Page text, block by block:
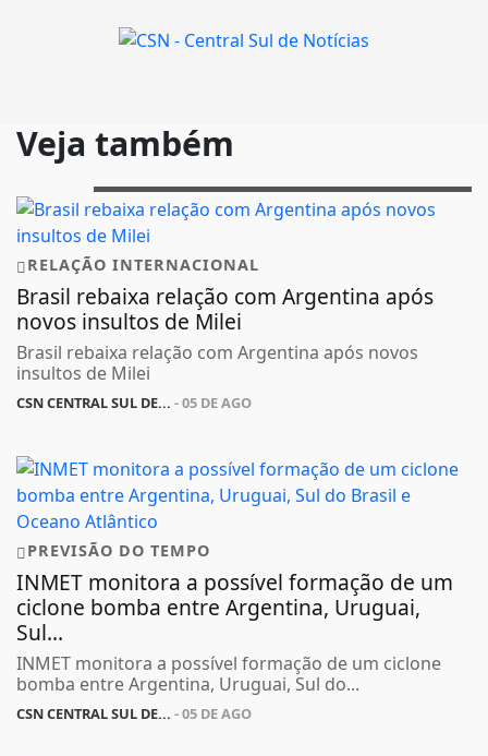
Veja também
RELAÇÃO INTERNACIONAL
Brasil rebaixa relação com Argentina após
novos insultos de Milei
Brasil rebaixa relação com Argentina após novos
insultos de Milei
CSN CENTRAL SUL DE... - 05 DE AGO
PREVISÃO DO TEMPO
INMET monitora a possível formação de um
ciclone bomba entre Argentina, Uruguai,
Sul...
INMET monitora a possível formação de um ciclone
bomba entre Argentina, Uruguai, Sul do...
CSN CENTRAL SUL DE... - 05 DE AGO